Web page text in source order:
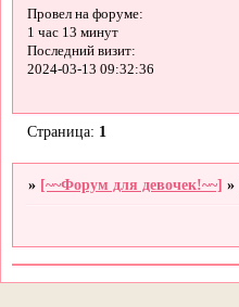
Провел на форуме:
1 час 13 минут
Последний визит:
2024-03-13 09:32:36
Страница: 1
» [~~Форум для девочек!~~] »